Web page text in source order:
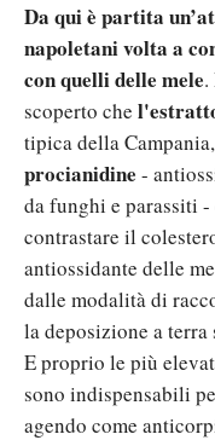
Da qui è partita
napoletani volta a
con quelli delle mele.
scoperto che
tipica della Campania,
procianidine -
da funghi e parassiti
contrastare il
antiossidante delle
dalle modalità di
la deposizione a terra
E proprio le più
sono indispensabili
agendo come